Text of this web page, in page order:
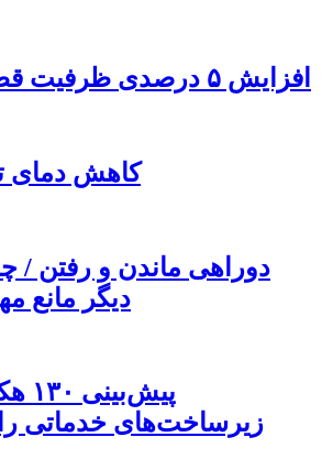
افزایش ۵ درصدی ظرفیت قطارهای اربعین
کاهش دمای
دوراهی ماندن و رفتن /
دیگر مانع
زیرساخت‌های خدماتی